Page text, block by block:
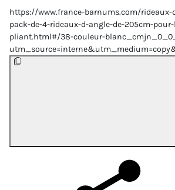
https://www.france-barnums.com/rideaux-
pack-de-4-rideaux-d-angle-de-205cm-
pliant.html#/38-couleur-